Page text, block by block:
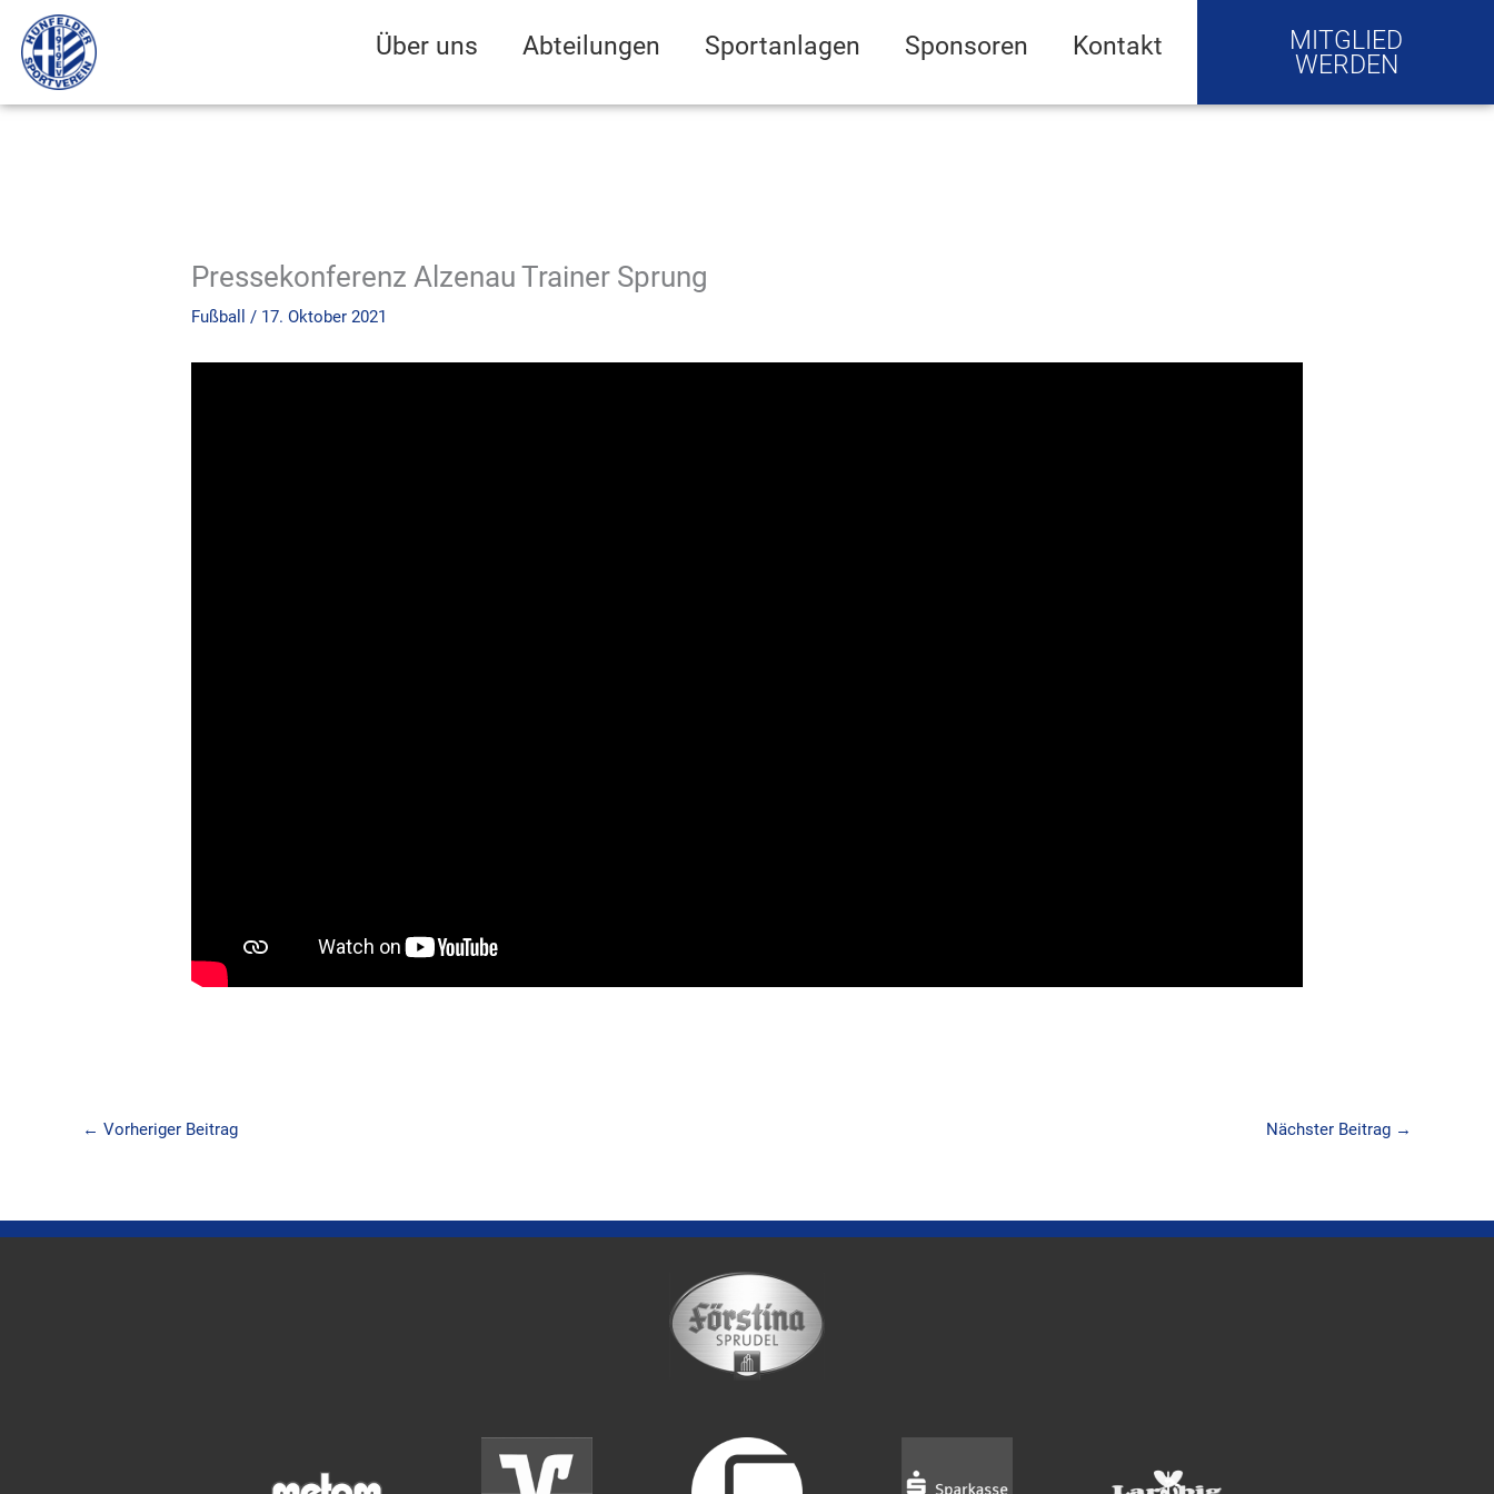
Inhalt
springen
Über uns Abteilungen Sportanlagen Sponsoren Kontakt
MITGLIED
WERDEN
Pressekonferenz Alzenau Trainer Sprung
Fußball / 17. Oktober 2021
← Vorheriger Beitrag Nächster Beitrag →